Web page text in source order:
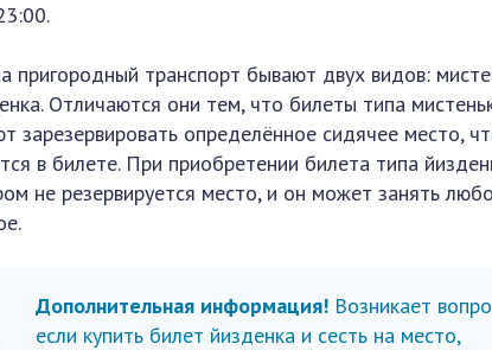
пригородный транспорт бывают двух видов:
Отличаются они тем, что билеты типа
зарезервировать определённое сидячее место,
в билете. При приобретении билета типа
не резервируется место, и он может занять
Дополнительная информация! Возникает
если купить билет йизденка и сесть на место,